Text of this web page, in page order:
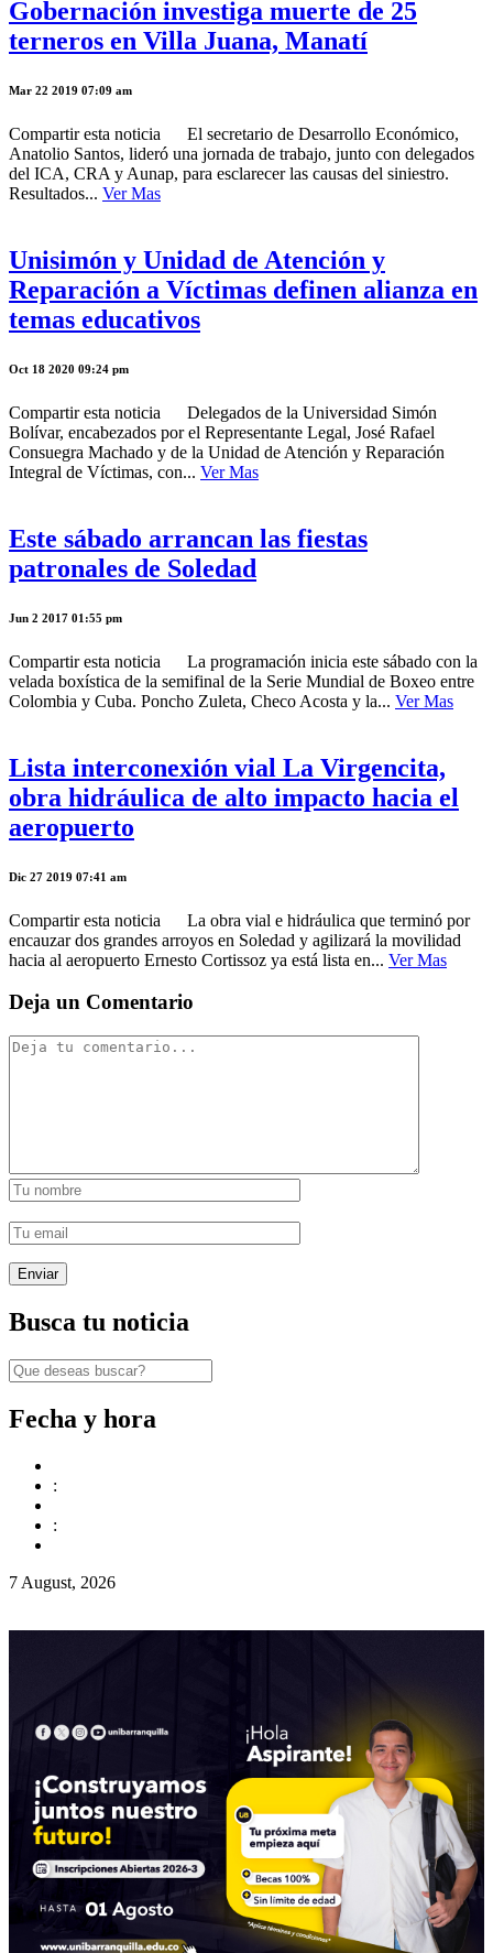
Gobernación investiga muerte de 25
terneros en Villa Juana, Manatí
Mar 22 2019 07:09 am
Compartir esta noticia El secretario de Desarrollo Económico,
Anatolio Santos, lideró una jornada de trabajo, junto con delegados
del ICA, CRA y Aunap, para esclarecer las causas del siniestro.
Resultados... Ver Mas
Unisimón y Unidad de Atención y
Reparación a Víctimas definen alianza en
temas educativos
Oct 18 2020 09:24 pm
Compartir esta noticia Delegados de la Universidad Simón
Bolívar, encabezados por el Representante Legal, José Rafael
Consuegra Machado y de la Unidad de Atención y Reparación
Integral de Víctimas, con... Ver Mas
Este sábado arrancan las fiestas
patronales de Soledad
Jun 2 2017 01:55 pm
Compartir esta noticia La programación inicia este sábado con la
velada boxística de la semifinal de la Serie Mundial de Boxeo entre
Colombia y Cuba. Poncho Zuleta, Checo Acosta y la... Ver Mas
Lista interconexión vial La Virgencita,
obra hidráulica de alto impacto hacia el
aeropuerto
Dic 27 2019 07:41 am
Compartir esta noticia La obra vial e hidráulica que terminó por
encauzar dos grandes arroyos en Soledad y agilizará la movilidad
hacia al aeropuerto Ernesto Cortissoz ya está lista en... Ver Mas
Deja un Comentario
Busca tu noticia
Fecha y hora
:
:
7 August, 2026